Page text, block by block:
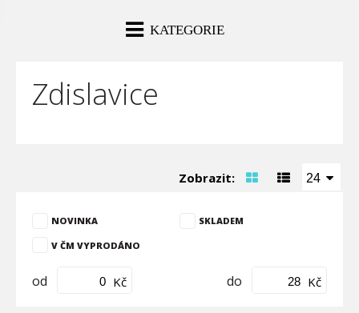
KATEGORIE
Zdislavice
Zobrazit: 24
NOVINKA SKLADEM
V ČM VYPRODÁNO
od Kč do Kč